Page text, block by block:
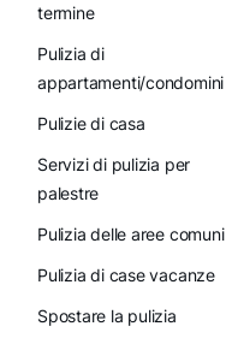
termine
Pulizia di
appartamenti/condomini
Pulizie di casa
Servizi di pulizia per
palestre
Pulizia delle aree comuni
Pulizia di case vacanze
Spostare la pulizia